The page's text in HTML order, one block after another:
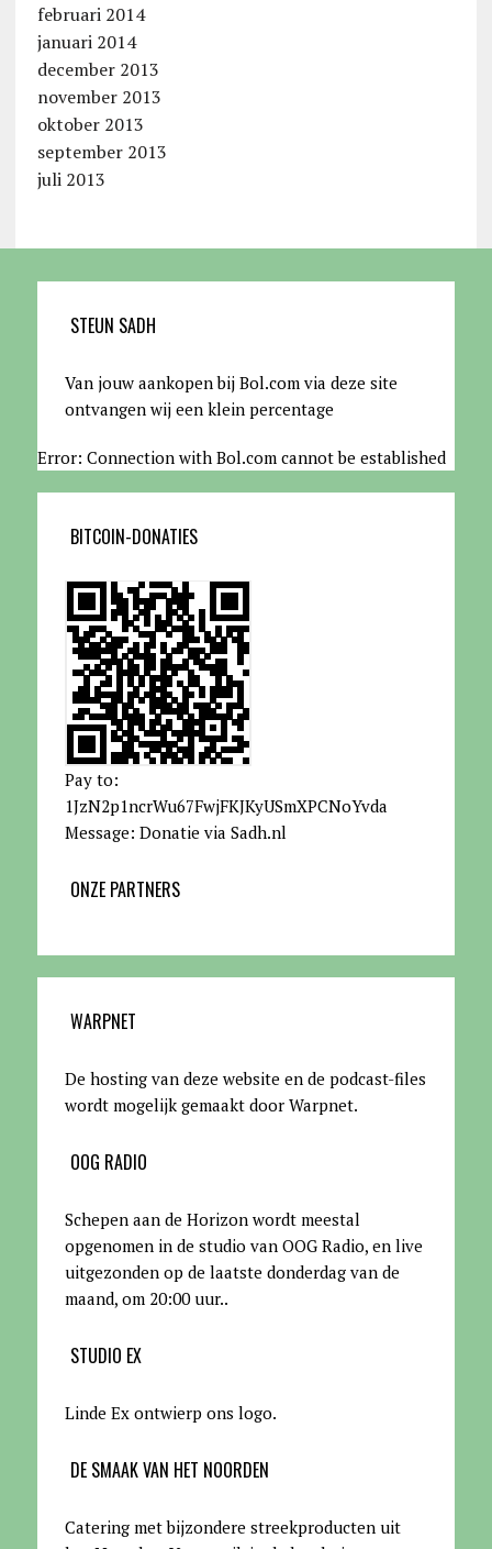
februari 2014
januari 2014
december 2013
november 2013
oktober 2013
september 2013
juli 2013
STEUN SADH
Van jouw aankopen bij Bol.com via deze site
ontvangen wij een klein percentage
Error: Connection with Bol.com cannot be established
BITCOIN-DONATIES
Pay to:
1JzN2p1ncrWu67FwjFKJKyUSmXPCNoYvda
Message: Donatie via Sadh.nl
ONZE PARTNERS
WARPNET
De hosting van deze website en de podcast-files
wordt mogelijk gemaakt door Warpnet.
OOG RADIO
Schepen aan de Horizon wordt meestal
opgenomen in de studio van OOG Radio, en live
uitgezonden op de laatste donderdag van de
maand, om 20:00 uur..
STUDIO EX
Linde Ex ontwierp ons logo.
DE SMAAK VAN HET NOORDEN
Catering met bijzondere streekproducten uit